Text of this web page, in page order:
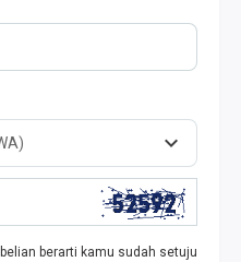
berarti kamu sudah setuju